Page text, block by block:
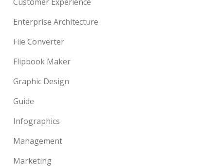
Enterprise Architecture
File Converter
Flipbook Maker
Graphic Design
Guide
Infographics
Management
Marketing